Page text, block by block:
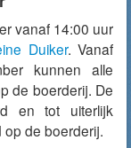
vanaf 14:00 uur
Duiker. Vanaf
kunnen alle
de boerderij. De
en tot uiterlijk
de boerderij.